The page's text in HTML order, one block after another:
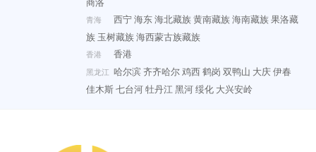
青海 西宁海东海北藏族黄南藏族海南藏族果洛藏
族 玉树藏族海西蒙古族藏族
香港 香港
黑龙江 哈尔滨齐齐哈尔鸡西鹤岗 双鸭山 大庆伊春
佳木斯七台河牡丹江黑河绥化 大兴安岭